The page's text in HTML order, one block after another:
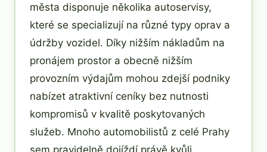
města disponuje několika autoservisy,
které se specializují na různé typy oprav a
údržby vozidel. Díky nižším nákladům na
pronájem prostor a obecně nižším
provozním výdajům mohou zdejší podniky
nabízet atraktivní ceníky bez nutnosti
kompromisů v kvalitě poskytovaných
služeb. Mnoho automobilistů z celé Prahy
sem pravidelně dojíždí právě kvůli